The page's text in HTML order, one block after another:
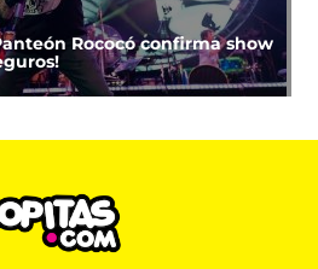
Rococó confirma show